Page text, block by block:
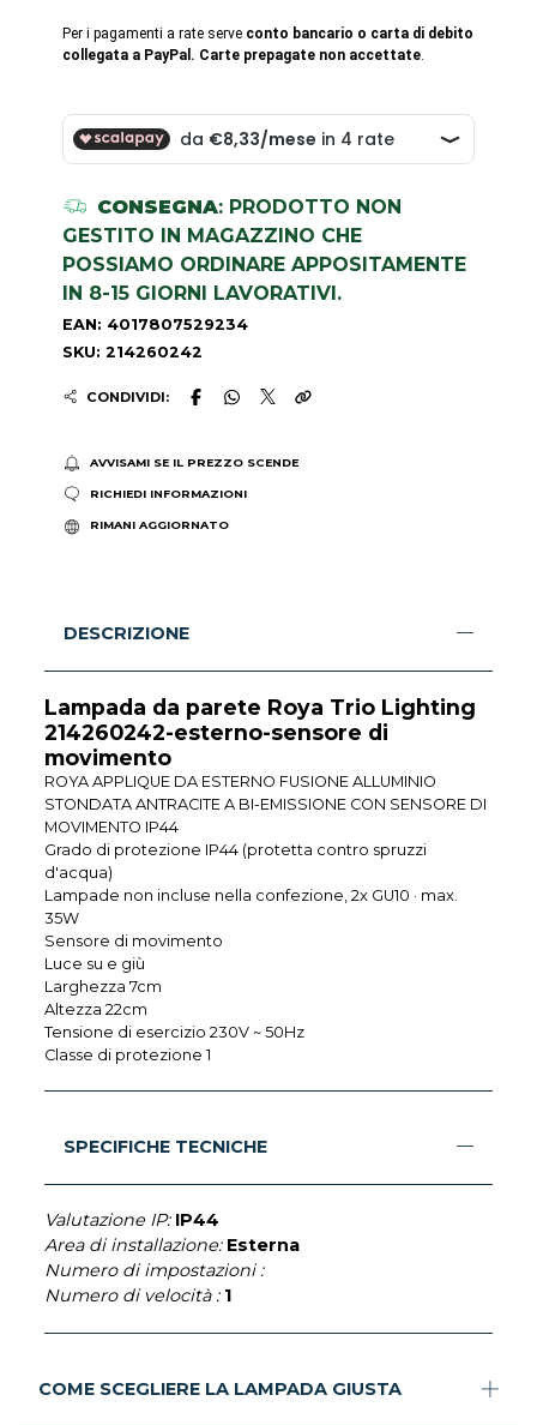
Per i pagamenti a rate serve conto bancario o carta di debito
collegata a PayPal. Carte prepagate non accettate
CONSEGNA: PRODOTTO NON
GESTITO IN MAGAZZINO CHE
POSSIAMO ORDINARE APPOSITAMENTE
IN 8-15 GIORNI LAVORATIVI.
EAN: 4017807529234
SKU: 214260242
CONDIVIDI:
AVVISAMI SE IL PREZZO SCENDE
RICHIEDI INFORMAZIONI
RIMANI AGGIORNATO
DESCRIZIONE
Lampada da parete Roya Trio Lighting
214260242-esterno-sensore di
movimento
ROYA APPLIQUE DA ESTERNO FUSIONE ALLUMINIO
STONDATA ANTRACITE A BI-EMISSIONE CON SENSORE DI
MOVIMENTO IP44
Grado di protezione IP44 (protetta contro spruzzi
d'acqua)
Lampade non incluse nella confezione, 2x GU10 · max.
35W
Sensore di movimento
Luce su e giù
Larghezza 7cm
Altezza 22cm
Tensione di esercizio 230V ~ 50Hz
Classe di protezione 1
SPECIFICHE TECNICHE
Valutazione IP: IP44
Area di installazione: Esterna
Numero di impostazioni :
Numero di velocità : 1
COME SCEGLIERE LA LAMPADA GIUSTA